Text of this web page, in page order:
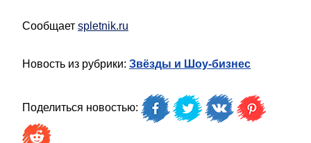
Сообщает spletnik.ru
Новость из рубрики: Звёзды и Шоу-бизнес
Поделиться новостью: